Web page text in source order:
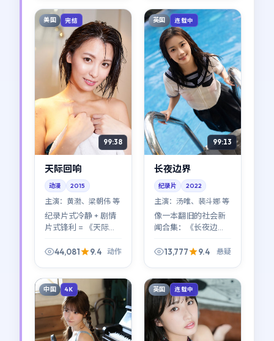
衡点。
旧相册。
美国 完结
99:38
天际回响
动漫 2015
主演： 黄渤、梁朝伟 等
纪录片式冷静 + 剧情
片式锋利 = 《天际回
描的方式，把美国都
状。
44,081 9.4 动作
英国 连载中
99:13
长夜边界
纪录片 2022
主演： 汤唯、裴斗娜 等
像一本翻旧的社会新
闻合集：《长夜边
诞感压缩进虚构情节
心一笑（或苦笑）。
13,777 9.4 悬疑
中国 4K 英国 连载中